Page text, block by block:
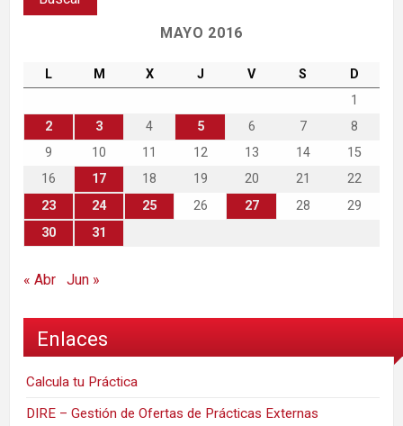
MAYO 2016
L M X J V S
D
1
2
3 4 5 6 7
8
9
10 11 12 13 14
15
16
17 18 19 20 21
22
23
24 25 26 27 28
29
30
31
« Abr Jun »
Enlaces
Calcula tu Práctica
DIRE – Gestión de Ofertas de Prácticas Externas